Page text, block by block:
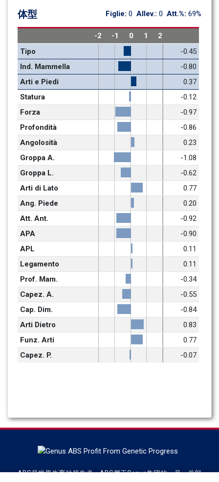
体型 Figlie: 0 Allev.: 0 Att.%: 69%
-2 -1 0 1
2
Tipo
-0.45
Ind. Mammella
-0.80
Arti e Piedi
0.37
Statura
-0.12
Forza
-0.97
Profondità
-0.86
Angolosità
0.23
Groppa A.
-1.08
Groppa L.
-0.62
Arti di Lato
0.77
Ang. Piede
0.20
Att. Ant.
-0.92
APA
-0.90
APL
0.11
Legamento
0.11
Prof. Mam.
-0.34
Capez. A.
-0.55
Cap. Dim.
-0.84
Arti Dietro
0.83
Funz. Arti
0.77
Capez. P.
-0.07
ABS是世界牛育种领先者，ABS属于Genus集团的一员，总部